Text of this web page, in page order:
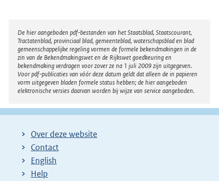
Disclaimer
De hier aangeboden pdf-bestanden van het Staatsblad, Staatscourant,
Tractatenblad, provinciaal blad, gemeenteblad, waterschapsblad en blad
gemeenschappelijke regeling vormen de formele bekendmakingen in de
zin van de Bekendmakingswet en de Rijkswet goedkeuring en
bekendmaking verdragen voor zover ze na 1 juli 2009 zijn uitgegeven.
Voor pdf-publicaties van vóór deze datum geldt dat alleen de in papieren
vorm uitgegeven bladen formele status hebben; de hier aangeboden
elektronische versies daarvan worden bij wijze van service aangeboden.
Over deze website
Contact
English
Help